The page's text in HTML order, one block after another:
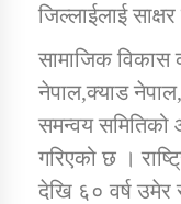
जिल्लाईलाई
सामाजिक विकास
नेपाल,क्याड
समन्वय समितिको
गरिएको छ ।
देखि ६० वर्ष